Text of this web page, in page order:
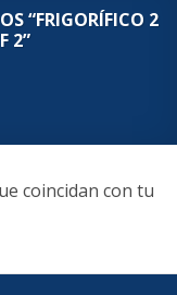
“FRIGORÍFICO 2
2”
coincidan con tu